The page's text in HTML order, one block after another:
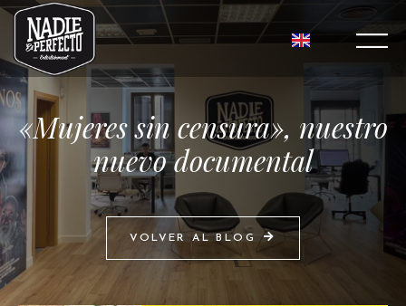
«Mujeres sin censura», nuestro
nuevo documental
VOLVER AL BLOG